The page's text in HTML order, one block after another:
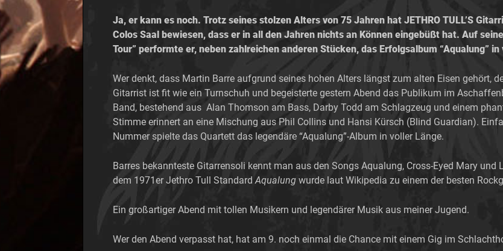
Ja, er kann es noch. Trotz seines stolzen Alters von 75 Jahren hat JETHRO TULL’S
Colos Saal bewiesen, dass er in all den Jahren nichts an Können eingebüßt hat. Auf
Tour” performte er, neben zahlreichen anderen Stücken, das Erfolgsalbum “Aqualung” in
Wer denkt, dass Martin Barre aufgrund seines hohen Alters längst zum alten Eisen gehört,
Gitarrist ist fit wie ein Turnschuh und begeisterte gestern Abend das Publikum im
Band, bestehend aus Alan Thomson am Bass, Darby Todd am Schlagzeug und einem
Stimme erinnert an eine Mischung aus Phil Collins und Hansi Kürsch (Blind Guardian).
Nummer spielte das Quartett das legendäre “Aqualung”-Album in voller Länge.
Barres bekannteste Gitarrensoli kennt man aus den Songs Aqualung, Cross-Eyed Mary
dem 1971er Jethro Tull StandardAqualung wurde laut Wikipedia zu einem der besten
Ein großartiger Abend mit tollen Musikern und legendärer Musik aus meiner Jugend.
Wer den Abend verpasst hat, hat am 9. noch einmal die Chance mit einem Gig im